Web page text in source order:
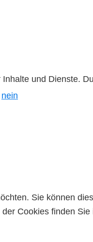
und Dienste.
nein
Sie können
Cookies finden